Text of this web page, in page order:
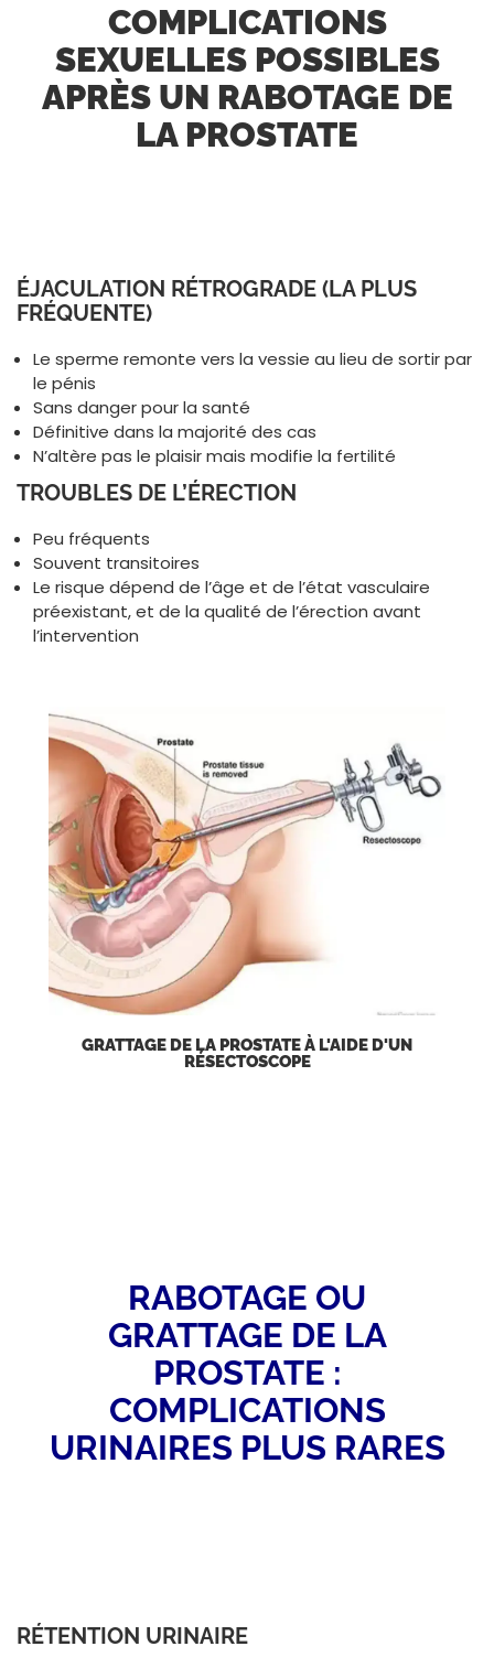
COMPLICATIONS
SEXUELLES POSSIBLES
APRÈS UN RABOTAGE DE
LA PROSTATE
ÉJACULATION RÉTROGRADE (LA PLUS
FRÉQUENTE)
Le sperme remonte vers la vessie au lieu de sortir par
le pénis
Sans danger pour la santé
Définitive dans la majorité des cas
N’altère pas le plaisir mais modifie la fertilité
TROUBLES DE L’ÉRECTION
Peu fréquents
Souvent transitoires
Le risque dépend de l’âge et de l’état vasculaire
préexistant, et de la qualité de l’érection avant
l’intervention
GRATTAGE DE LA PROSTATE À L'AIDE D'UN
RÉSECTOSCOPE
RABOTAGE OU
GRATTAGE DE LA
PROSTATE :
COMPLICATIONS
URINAIRES PLUS RARES
RÉTENTION URINAIRE